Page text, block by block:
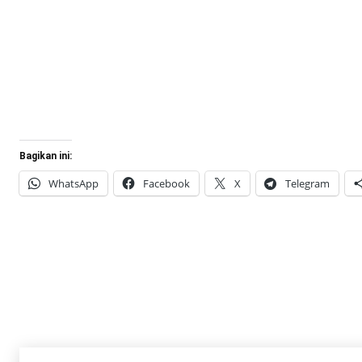
Bagikan ini:
WhatsApp Facebook X Telegram